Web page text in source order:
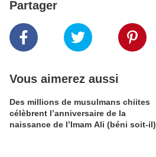
Partager
Vous aimerez aussi
Des millions de musulmans chiites
célèbrent l’anniversaire de la
naissance de l’Imam Ali (béni soit-il)